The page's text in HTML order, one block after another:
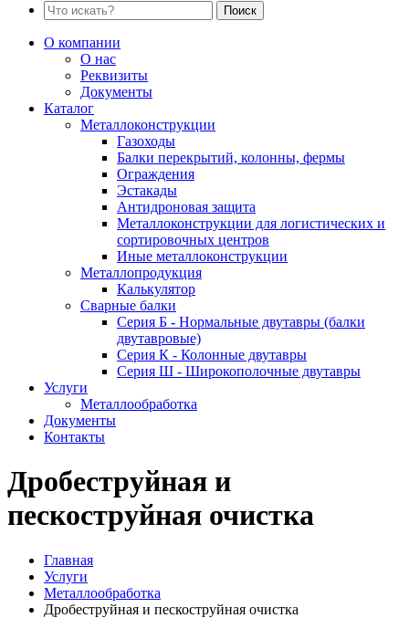
Поиск
О компании
О нас
Реквизиты
Документы
Каталог
Металлоконструкции
Газоходы
Балки перекрытий, колонны, фермы
Ограждения
Эстакады
Антидроновая защита
Металлоконструкции для логистических и
сортировочных центров
Иные металлоконструкции
Металлопродукция
Калькулятор
Сварные балки
Серия Б - Нормальные двутавры (балки
двутавровые)
Серия К - Колонные двутавры
Серия Ш - Широкополочные двутавры
Услуги
Металлообработка
Документы
Контакты
Дробеструйная и
пескоструйная очистка
Главная
Услуги
Металлообработка
Дробеструйная и пескоструйная очистка